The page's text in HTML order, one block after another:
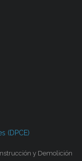
(DPCE)
y Demolición